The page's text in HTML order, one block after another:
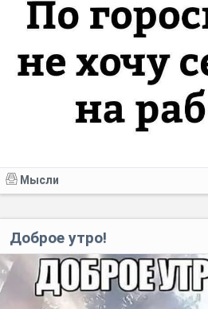
Мысли
Доброе утро!